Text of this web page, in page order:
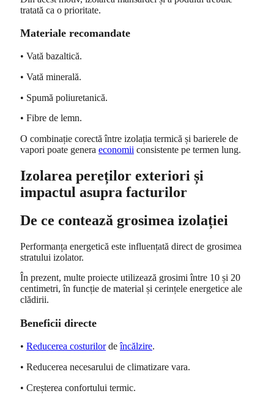
tratată ca o prioritate.
Materiale recomandate
• Vată bazaltică.
• Vată minerală.
• Spumă poliuretanică.
• Fibre de lemn.
O combinație corectă între izolația termică și barierele de
vapori poate genera economii consistente pe termen lung.
Izolarea pereților exteriori și
impactul asupra facturilor
De ce contează grosimea izolației
Performanța energetică este influențată direct de grosimea
stratului izolator.
În prezent, multe proiecte utilizează grosimi între 10 și 20
centimetri, în funcție de material și cerințele energetice ale
clădirii.
Beneficii directe
• Reducerea costurilordeîncălzire.
• Reducerea necesarului de climatizare vara.
• Creșterea confortului termic.